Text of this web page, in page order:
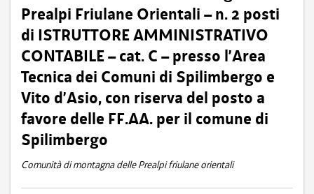
Prealpi Friulane Orientali – n. 2 posti
di ISTRUTTORE AMMINISTRATIVO
CONTABILE – cat. C – presso l’Area
Tecnica dei Comuni di Spilimbergo e
Vito d’Asio, con riserva del posto a
favore delle FF.AA. per il comune di
Spilimbergo
Comunità di montagna delle Prealpi friulane orientali